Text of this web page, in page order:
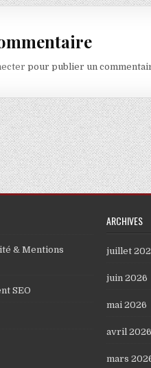
pour publier un
& Mentions
SEO
ARCHIVES
juillet
juin 2026
mai 2026
avril 2026
mars